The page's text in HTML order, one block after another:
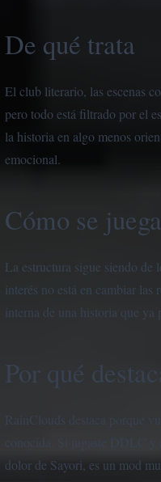
De qué trata
El club literario, las escenas
pero todo está filtrado por el
la historia en algo menos
emocional.
Cómo se juega
La estructura sigue siendo de
interés no está en cambiar
interna de una historia que ya
Por qué
RainClouds destaca porque
conocida. Si jugaste DDLC y
dolor de Sayori, es un mod